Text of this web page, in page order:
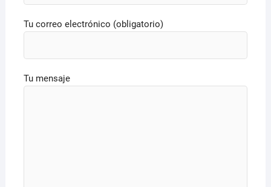
Tu correo electrónico (obligatorio)
Tu mensaje